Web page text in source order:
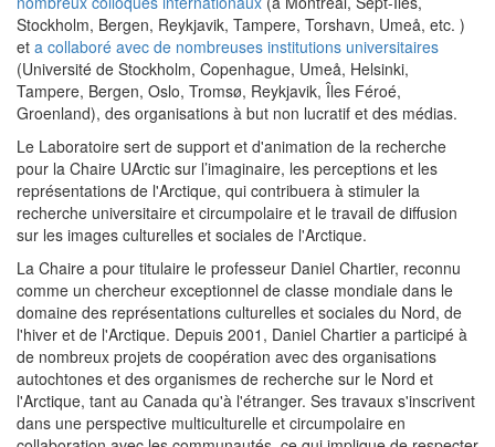
Stockholm, Bergen, Reykjavik, Tampere, Torshavn, Umeå, etc. )
et a collaboré avec de nombreuses institutions universitaires
(Université de Stockholm, Copenhague, Umeå, Helsinki,
Tampere, Bergen, Oslo, Tromsø, Reykjavik, Îles Féroé,
Groenland), des organisations à but non lucratif et des médias.
Le Laboratoire sert de support et d'animation de la recherche
pour la Chaire UArctic sur l’imaginaire, les perceptions et les
représentations de l'Arctique, qui contribuera à stimuler la
recherche universitaire et circumpolaire et le travail de diffusion
sur les images culturelles et sociales de l'Arctique.
La Chaire a pour titulaire le professeur Daniel Chartier, reconnu
comme un chercheur exceptionnel de classe mondiale dans le
domaine des représentations culturelles et sociales du Nord, de
l'hiver et de l'Arctique. Depuis 2001, Daniel Chartier a participé à
de nombreux projets de coopération avec des organisations
autochtones et des organismes de recherche sur le Nord et
l'Arctique, tant au Canada qu'à l'étranger. Ses travaux s'inscrivent
dans une perspective multiculturelle et circumpolaire en